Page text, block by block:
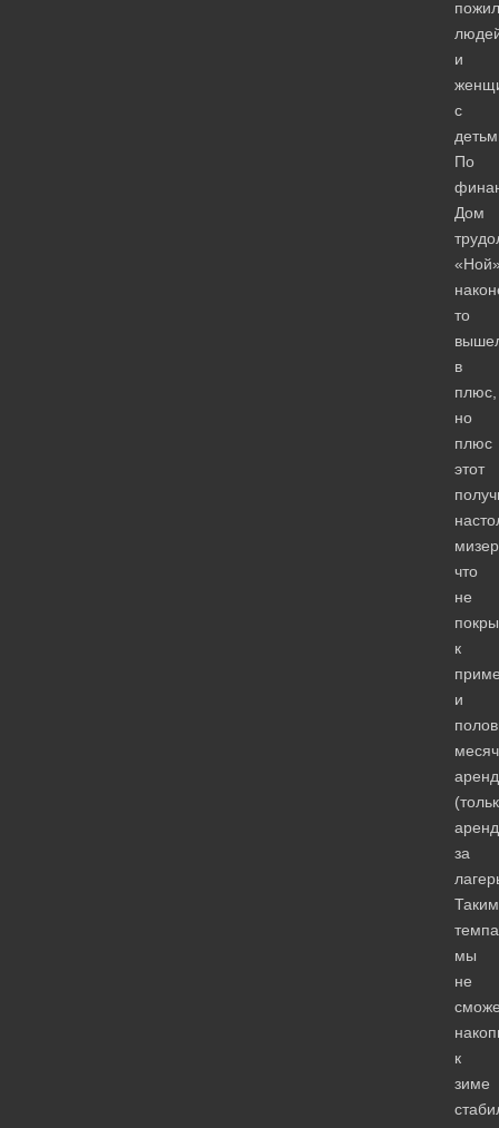
и
с
По
Дом
то
в
плюс,
но
плюс
этот
что
не
к
и
за
мы
не
к
зиме